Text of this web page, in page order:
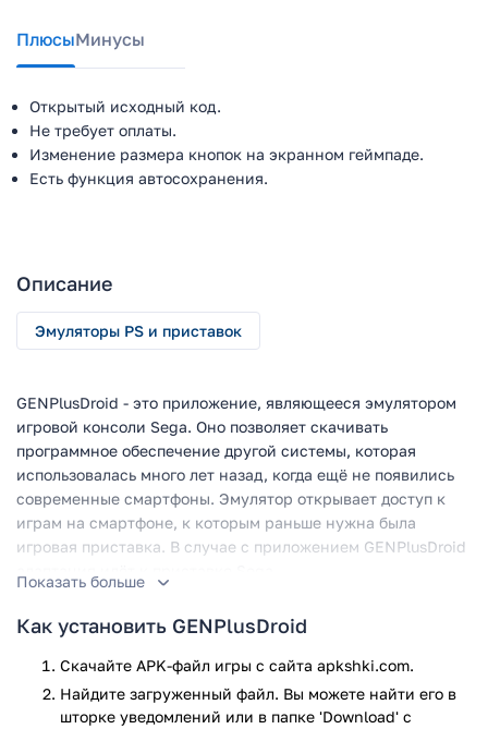
ПлюсыМинусы
Открытый исходный код.
Не требует оплаты.
Изменение размера кнопок на экранном геймпаде.
Есть функция автосохранения.
Описание
Эмуляторы PS и приставок
GENPlusDroid - это приложение, являющееся эмулятором
игровой консоли Sega. Оно позволяет скачивать
программное обеспечение другой системы, которая
использовалась много лет назад, когда ещё не появились
современные смартфоны. Эмулятор открывает доступ к
играм на смартфоне, к которым раньше нужна была
игровая приставка. В случае с приложением GENPlusDroid
Как пользоваться
Чтобы Ромы игр запустились, их нужно закачать в папку,
которая появляется вместе с закачкой приложения и
имеет название GENPlusDroid. На выбор есть сенсорное
Показать больше
Как установить GENPlusDroid
Скачайте APK-файл игры с сайта apkshki.com.
Найдите загруженный файл. Вы можете найти его в
шторке уведомлений или в папке 'Download' с